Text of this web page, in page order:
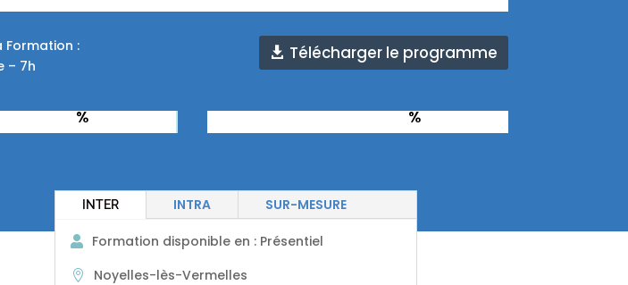
Formation :
– 7h
Télécharger le programme
% %
INTER INTRA SUR-MESURE
Formation disponible en : Présentiel
Noyelles-lès-Vermelles